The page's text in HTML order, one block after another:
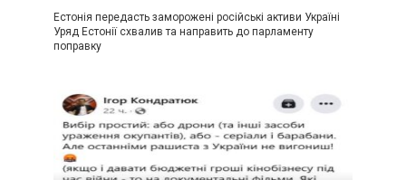
Естонія передасть заморожені російські активи Україні
Уряд Естонії схвалив та направить до парламенту
поправку